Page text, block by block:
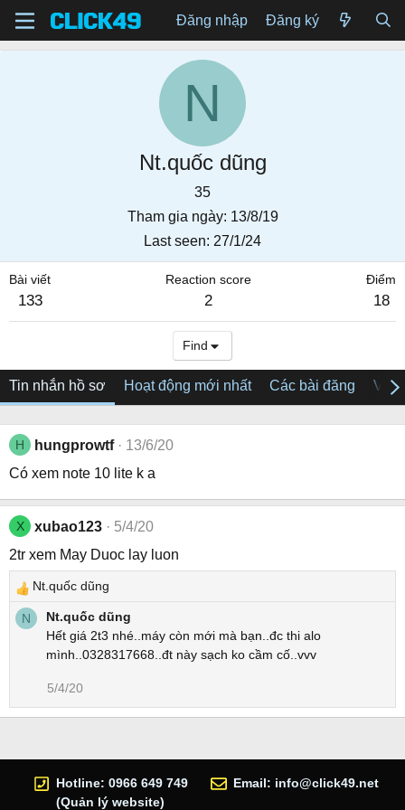
Đăng nhập Đăng ký
N
Nt.quốc dũng
35
Tham gia ngày 13/8/19
Last seen 27/1/24
Bài viết
133
Reaction score
2
Điểm
18
Find
Tin nhắn hồ sơ Hoạt động mới nhất Các bài đăng Về
H hungprowtf
13/6/20
Có xem note 10 lite k a
X xubao123
5/4/20
2tr xem May Duoc lay luon
R
e
a
o
Nt.quốc dũng
N
Nt.quốc dũng
Hết giá 2t3 nhé..máy còn mới mà bạn..đc thi alo
mình..0328317668..đt này sạch ko cầm cố..vvv
5/4/20
Hotline: 0966 649 749
(Quản lý website)
Email: info@click49.net